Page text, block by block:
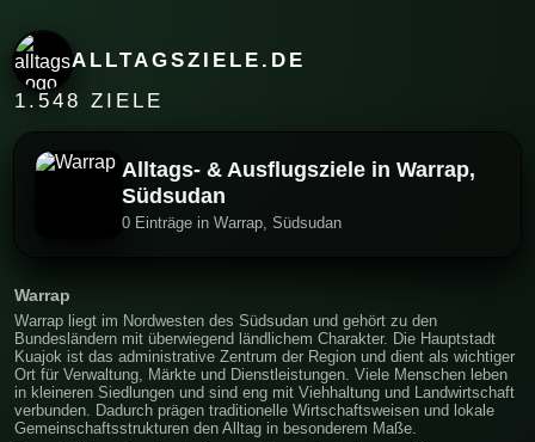
ALLTAGSZIELE.DE
1.548 ZIELE
Alltags- & Ausflugsziele in Warrap,
Südsudan
0 Einträge in Warrap, Südsudan
Warrap
Warrap liegt im Nordwesten des Südsudan und gehört zu den
Bundesländern mit überwiegend ländlichem Charakter. Die Hauptstadt
Kuajok ist das administrative Zentrum der Region und dient als wichtiger
Ort für Verwaltung, Märkte und Dienstleistungen. Viele Menschen leben
in kleineren Siedlungen und sind eng mit Viehhaltung und Landwirtschaft
verbunden. Dadurch prägen traditionelle Wirtschaftsweisen und lokale
Gemeinschaftsstrukturen den Alltag in besonderem Maße.